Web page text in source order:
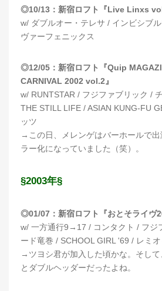
◎10/13：新宿ロフト『Live Linxs
w/ ダブルオー・テレサ / インビシブ
ヴァーフェニックス
◎12/05：新宿ロフト『Quip
CARNIVAL 2002 vol.2』
w/ RUNTSTAR / フジファブリック /
THE STILL LIFE / ASIAN KUNG-FU
ッツ
→この日、メレンゲはバーホールで出
ラー化になっていました（笑）。
§2003年§
◎01/07：新宿ロフト『おとそライヴ
w/ 一方通行9→17 / コンタクト / フジ
ード竜巻 / SCHOOL GIRL '69 / レミ
→ツヨシ君が加入した頃かな。そし
とダブルヘッダーだったよね。